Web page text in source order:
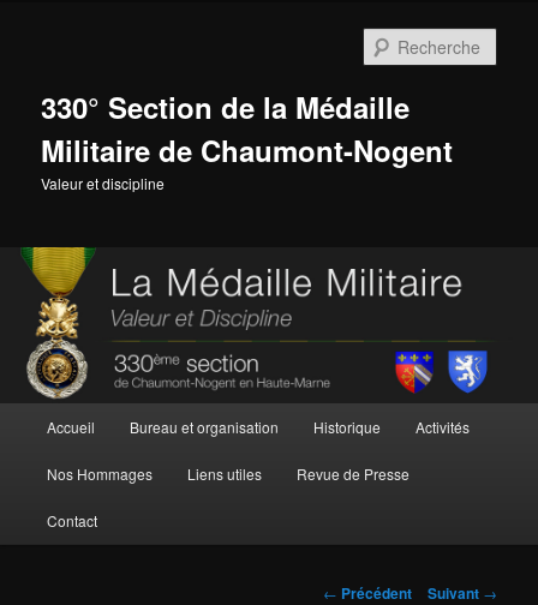
330° Section de la Médaille
Militaire de Chaumont-Nogent
Valeur et discipline
principal
Accueil Bureau et organisation Historique Activités
Nos Hommages Liens utiles Revue de Presse
Contact
Navigation
← Précédent Suivant →